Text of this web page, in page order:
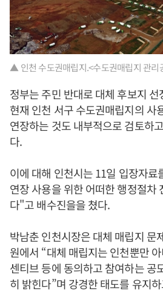
▲ 인천 수도권매립지.<수도권매립지 관리
정부는 주민 반대로 대체 후보지
현재 인천 서구 수도권매립지의 사
연장하는 것도 내부적으로 검토하
다.
이에 대해 인천시는 11일 입장자
연장 사용을 위한 어떠한 행정절차
다"고 배수진을을 쳤다.
박남춘 인천시장은 대체 매립지 문
원에서 “대체 매립지는 인천뿐만
센티브 등에 동의하고 참여하는 공
히 밝힌다”며 강경한 태도를 유지